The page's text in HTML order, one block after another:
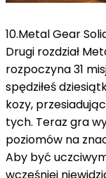
10.Metal Gear
Drugi rozdział
rozpoczyna 31
spędziłeś
kozy,
tych. Teraz gra
poziomów na
Aby być
wcześniej